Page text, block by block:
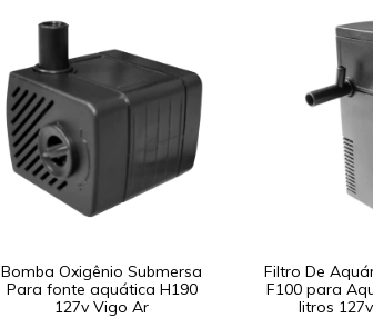
Bomba Oxigênio Submersa
Para fonte aquática H190
127v Vigo Ar
Filtro De
F100 para
litros